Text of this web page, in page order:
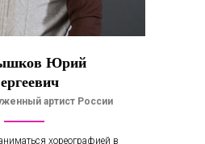
Юрий
артист России
хореографией в